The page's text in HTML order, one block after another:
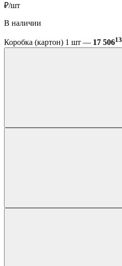
₽/шт
В наличии
Коробка (картон) 1 шт — 17 50613